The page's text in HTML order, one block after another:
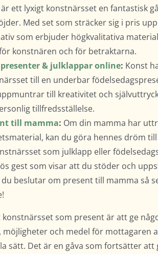
är ett lyxigt konstnärsset en fantastisk
Med set som sträcker sig i pris
som erbjuder högkvalitativa
konstnären och för betraktarna.
presenter & julklappar online: Konst
till en underbar
till kreativitet och
tillfredsställelse.
till mamma: Om din mamma har
kan du göra hennes dröm
som julklapp eller
gest som visar att du stöder och
du beslutar om present till mamma så
konstnärsset som present är att ge
och medel för mottagaren
sätt. Det är en gåva som fortsätter